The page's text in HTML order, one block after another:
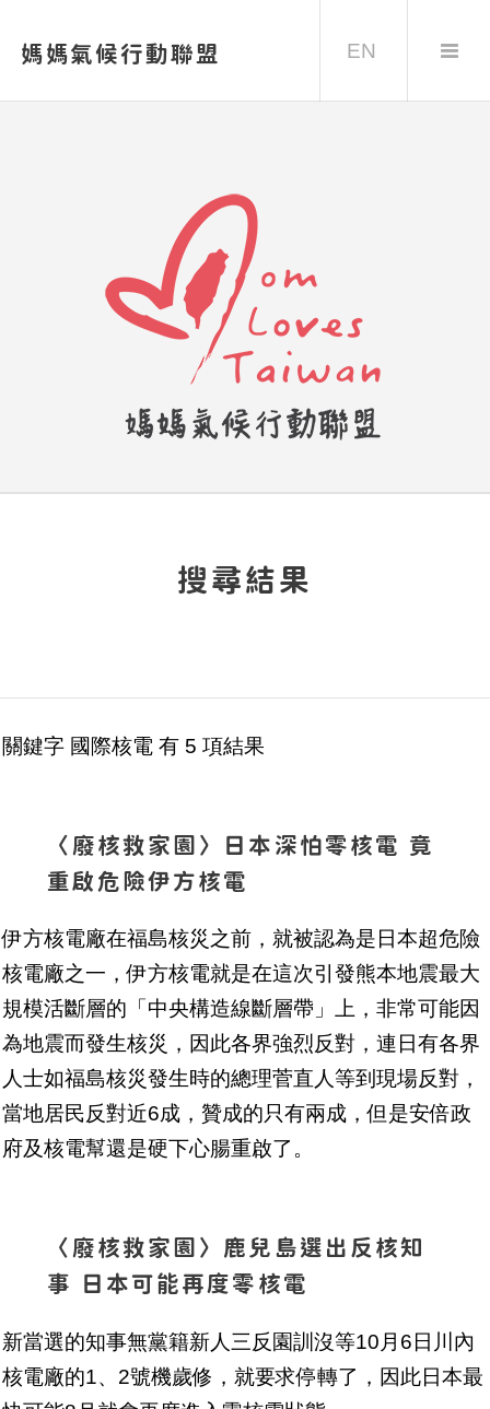
媽媽氣候行動聯盟 EN
搜尋結果
關鍵字 國際核電 有 5 項結果
〈廢核救家園〉日本深怕零核電 竟
重啟危險伊方核電
伊方核電廠在福島核災之前，就被認為是日本超危險
核電廠之一，伊方核電就是在這次引發熊本地震最大
規模活斷層的「中央構造線斷層帶」上，非常可能因
為地震而發生核災，因此各界強烈反對，連日有各界
人士如福島核災發生時的總理菅直人等到現場反對，
當地居民反對近6成，贊成的只有兩成，但是安倍政
府及核電幫還是硬下心腸重啟了。
〈廢核救家園〉鹿兒島選出反核知
事 日本可能再度零核電
新當選的知事無黨籍新人三反園訓沒等10月6日川內
核電廠的1、2號機歲修，就要求停轉了，因此日本最